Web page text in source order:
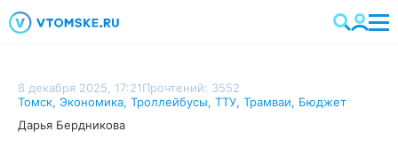
8 декабря 2025, 17:21Прочтений: 3552
Томск, Экономика, Троллейбусы, ТТУ, Трамваи, Бюджет
Дарья Бердникова